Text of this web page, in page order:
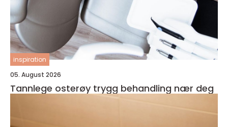
inspiration
05. August 2026
Tannlege osterøy trygg behandling nær deg